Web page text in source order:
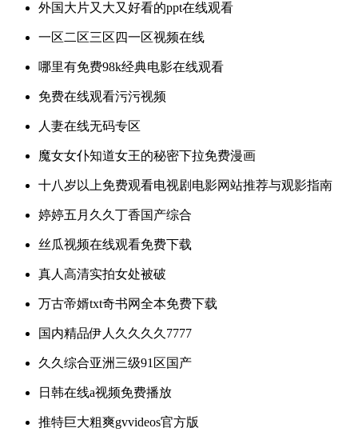
外国大片又大又好看的ppt在线观看
一区二区三区四一区视频在线
哪里有免费98k经典电影在线观看
免费在线观看污污视频
人妻在线无码专区
魔女女仆知道女王的秘密下拉免费漫画
十八岁以上免费观看电视剧电影网站推荐与观影指南
婷婷五月久久丁香国产综合
丝瓜视频在线观看免费下载
真人高清实拍女处被破
万古帝婿txt奇书网全本免费下载
国内精品伊人久久久久7777
久久综合亚洲三级91区国产
日韩在线a视频免费播放
推特巨大粗爽gvvideos官方版